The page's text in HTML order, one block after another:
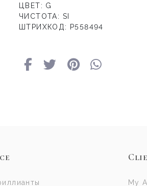
ЦВЕТ: G
ЧИСТОТА: SI
ШТРИХКОД: P558494
My